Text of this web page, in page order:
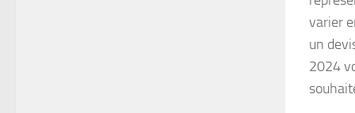
varier
un
2024